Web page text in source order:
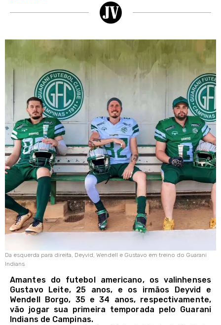
Da esquerda para direita, Deyvid, Wendell e Gustavo em treino do Guarani
Indians
Amantes do futebol americano, os valinhenses
Gustavo Leite, 25 anos, e os irmãos Deyvid e
Wendell Borgo, 35 e 34 anos, respectivamente,
vão jogar sua primeira temporada pelo Guarani
Indians de Campinas.